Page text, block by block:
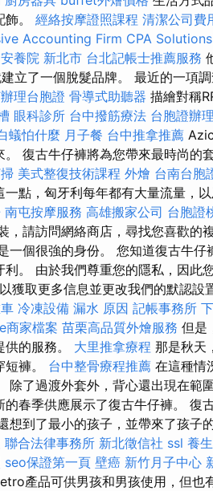
。 經絡按摩證照課程 清潔公司費
Accounting Firm CPA Solutions
安養院 新北市 台北記帳士推薦服務
立了一個脫髮品牌。 最近的一項
理台胞證 骨導式助聽器 描繪對稱
眼科診所 台中撥筋療法 台胞證辦理
蟻怕什麼 月子餐 台中推拿推薦
復古牛仔褲將為您帶來最時尚的
美式整復技術課程 外燴 台南台胞
點，匈牙利每年都有大量流量，
南屯按摩服務 高雄搬家公司 台胞證
，請訪問網絡商店，尋找您喜歡的
一個很強的身份。 您知道復古牛
。 由於我們尊重您的隱私，因此
獲取更多信息並更改我們的默認設
冷凍設備 漏水 原因 記帳事務所
商家檔案 苗栗高品質外燴服務 但是
的服務。 大里推拿療程 那是秋天
褲。 台中整骨療程推薦 在這種情
除了過渡外套外，背心還出現在範
春季供應展示了復古牛仔褲。 復
想到了最小的孩子，並帶來了孩子
聯合法律事務所 新北徵信社 ssl 養
seo保證第一頁 壁癌 新竹月子中心
產品可供男孩和男孩使用，但也